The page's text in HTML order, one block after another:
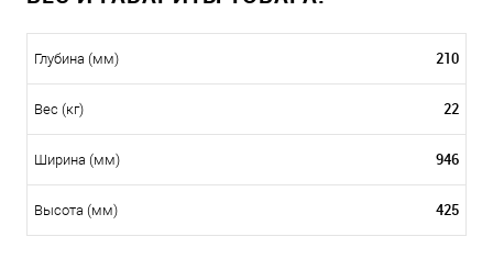
Глубина (мм) 210
Вес (кг) 22
Ширина (мм) 946
Высота (мм) 425